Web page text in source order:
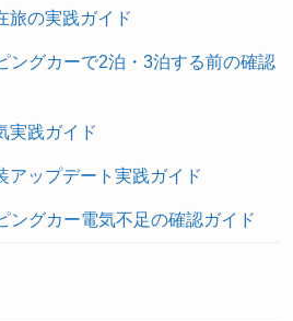
旅の実践ガイド
ングカーで2泊・3泊する前の確認
実践ガイド
アップデート実践ガイド
ングカー電気不足の確認ガイド